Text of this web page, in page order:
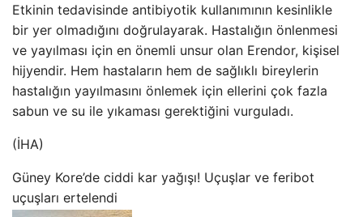
Etkinin tedavisinde antibiyotik kullanımının kesinlikle
bir yer olmadığını doğrulayarak. Hastalığın önlenmesi
ve yayılması için en önemli unsur olan Erendor, kişisel
hijyendir. Hem hastaların hem de sağlıklı bireylerin
hastalığın yayılmasını önlemek için ellerini çok fazla
sabun ve su ile yıkaması gerektiğini vurguladı.
(İHA)
Güney Kore’de ciddi kar yağışı! Uçuşlar ve feribot
uçuşları ertelendi